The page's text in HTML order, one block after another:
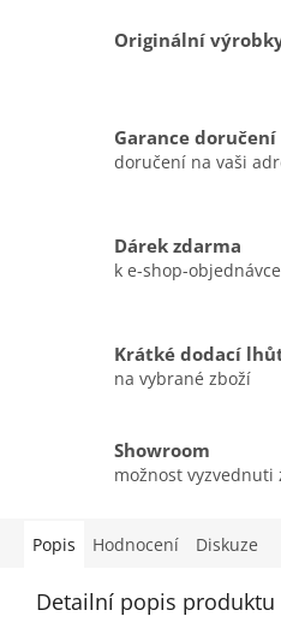
Originální
Garance doručení
doručení na vaši
Dárek zdarma
k e-shop-objednávce
Krátké dodací
na vybrané zboží
Showroom
možnost vyzvednuti
Popis Hodnocení Diskuze
Detailní popis produktu